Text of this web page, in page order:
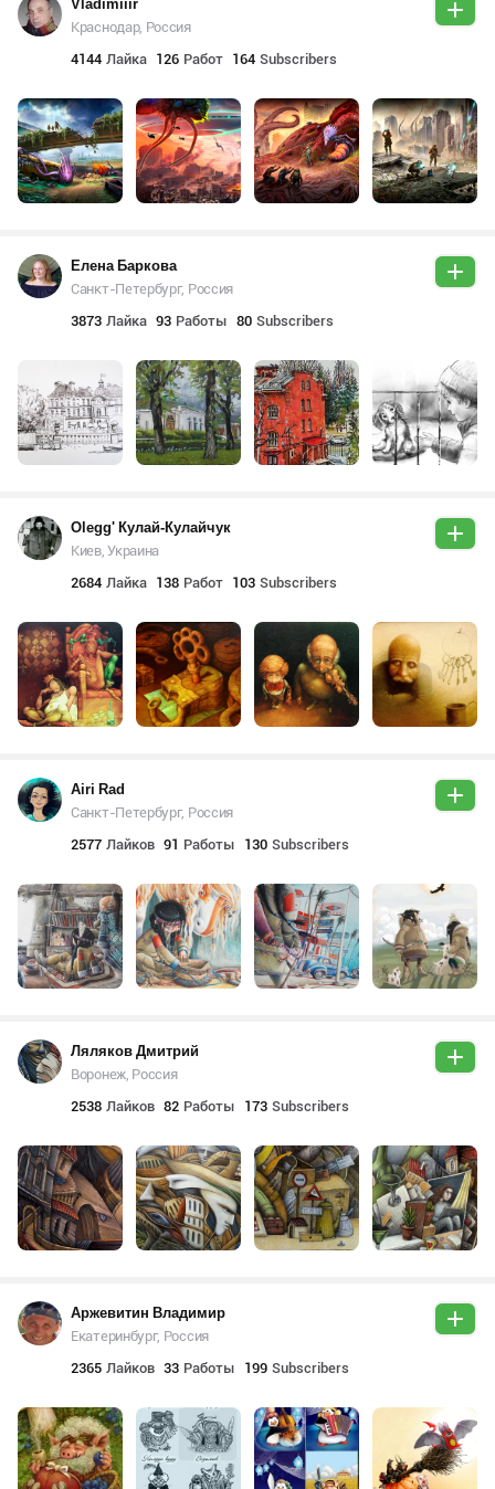
Vladimiiir
Краснодар, Россия
4144 Лайка 126 Работ 164 Subscribers
Елена Баркова
Санкт-Петербург, Россия
3873 Лайка 93 Работы 80 Subscribers
Olegg' Кулай-Кулайчук
Киев, Украина
2684 Лайка 138 Работ 103 Subscribers
Airi Rad
Санкт-Петербург, Россия
2577 Лайков 91 Работы 130 Subscribers
Ляляков Дмитрий
Воронеж, Россия
2538 Лайков 82 Работы 173 Subscribers
Аржевитин Владимир
Екатеринбург, Россия
2365 Лайков 33 Работы 199 Subscribers